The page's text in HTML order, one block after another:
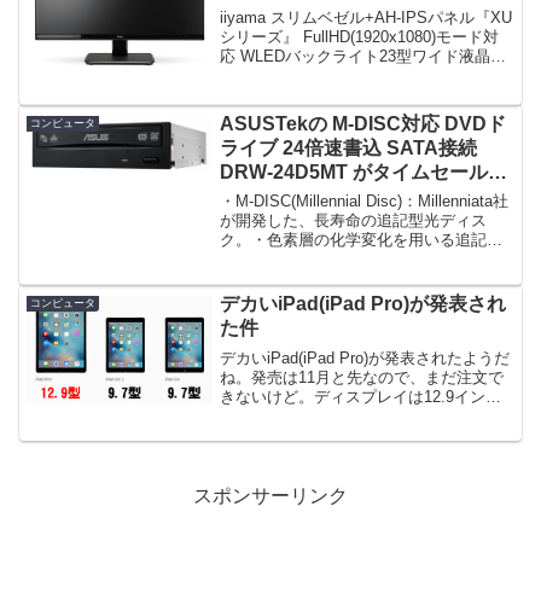
18,029円！
iiyama スリムベゼル+AH-IPSパネル『XU
シリーズ』 FullHD(1920x1080)モード対
応 WLEDバックライト23型ワイド液晶デ
コンピュータ
ASUSTekの M-DISC対応 DVDド
ライブ 24倍速書込 SATA接続
DRW-24D5MT がタイムセールで
1,780円！
・M-DISC(Millennial Disc)：Millenniata社
が開発した、長寿命の追記型光ディス
ク。・色素層の化学変化を用いる追記型
性、耐熱性、耐湿性に優れ...
コンピュータ
デカいiPad(iPad Pro)が発表され
た件
デカいiPad(iPad Pro)が発表されたようだ
ね。発売は11月と先なので、まだ注文で
きないけど。ディスプレイは12.9インチ
スポンサーリンク